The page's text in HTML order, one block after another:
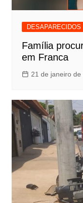
DESAPARECIDOS
Família
em Franca
21 de janeiro de